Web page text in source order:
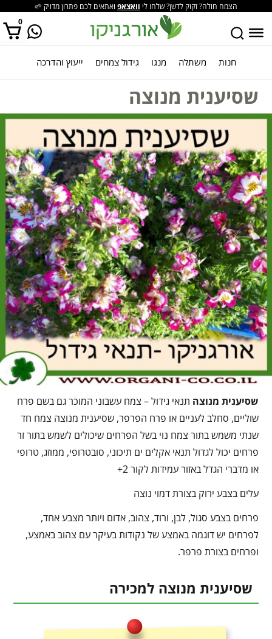
הצמח חולה? זקוק לדשן? שלחו לי וואצאפ ואתאים לכם פתרון מדויק 🌱
0
אין מוצרים בסל הקניות. חנות משתלה מנגו גידול צמחים ייעוץ והדרכה
שסיענית מנוצה
שסיענית מנוצה תנאי גידול – צמח עשבוני המוכר גם בשם פרח
שוליים, סחלב לעניים או פרח הפרפר, שסיענית מנוצה צמח חד
שנתי משמש בתור צמח נוי בשל הפרחים שיכולים לשמש בתור זר
פרחים יכול לגדול תנאי אקלים ים תיכוני, סובטרופי, ממוזג, טרופי
או מדברי הגדל באזור עמידות לקור 2+
עלים בצבע ירוק בצורת דמוי נוצה
פרחים בצבע סגול, לבן, ורוד, צהוב, אדום ויותר מצבע אחד,
לפרחים יש דוגמה באמצע של נקודות בעיקר עם צהוב באמצע,
ופרחים בצורת פרפר.
שסיענית מנוצה למכירה